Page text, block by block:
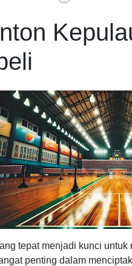
tepat menjadi kunci
penting dalam